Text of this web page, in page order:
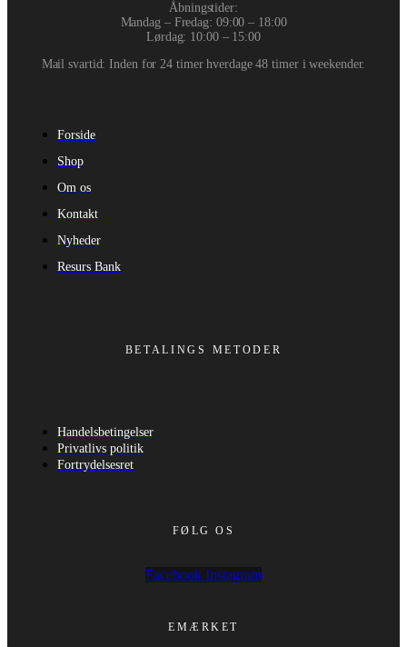
Åbningstider:
Mandag – Fredag: 09:00 – 18:00
Lørdag: 10:00 – 15:00
Mail svartid: Inden for 24 timer hverdage 48 timer i weekender.
Forside
Shop
Om os
Kontakt
Nyheder
Resurs Bank
BETALINGS METODER
Handelsbetingelser
Privatlivs politik
Fortrydelsesret
FØLG OS
Facebook Instagram
EMÆRKET